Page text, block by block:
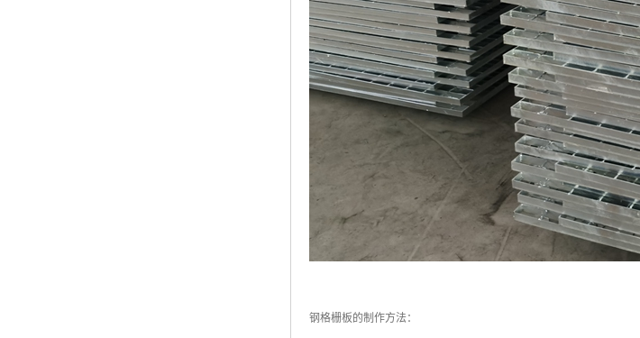
钢格栅板的制作方法：